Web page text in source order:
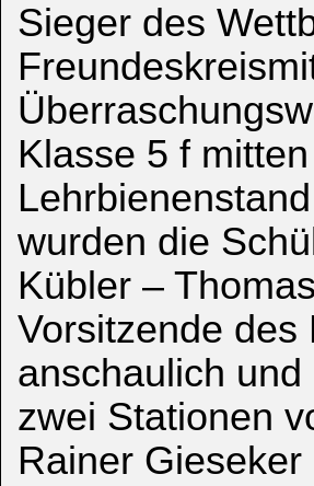
Sieger des
Klasse 5 f
wurden die
Kübler –
Vorsitzende des
anschaulich
zwei Stationen
Rainer